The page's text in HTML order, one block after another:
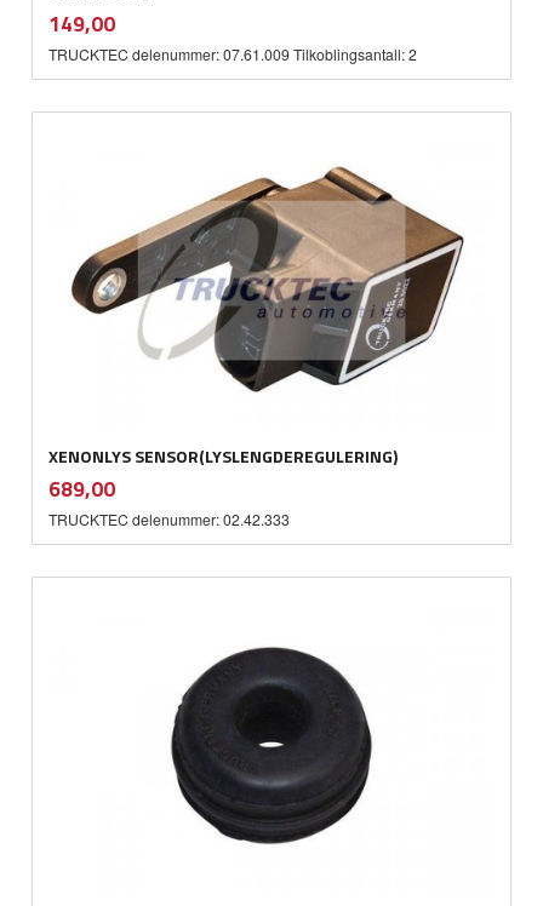
Pris
149,00mva.
TRUCKTEC delenummer: 07.61.009 Tilkoblingsantall: 2
XENONLYS SENSOR(LYSLENGDEREGULERING)
Pris
689,00mva.
TRUCKTEC delenummer: 02.42.333